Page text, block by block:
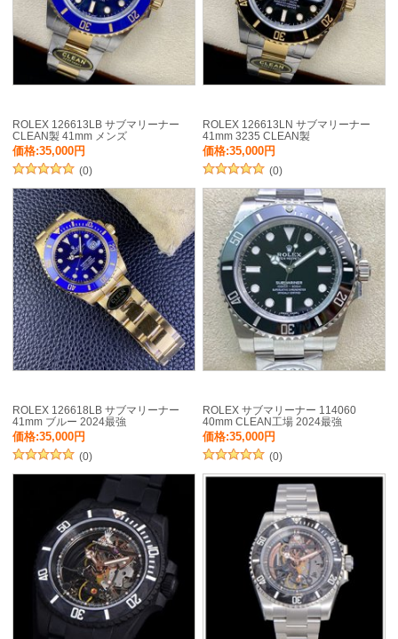
ROLEX 126613LB サブマリーナー
CLEAN製 41mm メンズ
価格:35,000円
(0)
ROLEX 126613LN サブマリーナー
41mm 3235 CLEAN製
価格:35,000円
(0)
ROLEX 126618LB サブマリーナー
41mm ブルー 2024最強
価格:35,000円
(0)
ROLEX サブマリーナー 114060
40mm CLEAN工場 2024最強
価格:35,000円
(0)